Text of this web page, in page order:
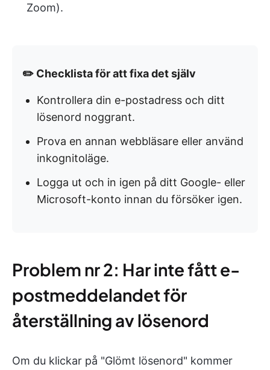
Zoom).
✏️ Checklista för att fixa det själv
Kontrollera din e-postadress och ditt
lösenord noggrant.
Prova en annan webbläsare eller använd
inkognitoläge.
Logga ut och in igen på ditt Google- eller
Microsoft-konto innan du försöker igen.
Problem nr 2: Har inte fått e-
postmeddelandet för
återställning av lösenord
Om du klickar på "Glömt lösenord" kommer